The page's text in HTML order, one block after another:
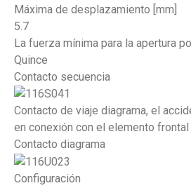
Máxima de desplazamiento [mm]
5.7
La fuerza mínima para la apertura
Quince
Contacto secuencia
Contacto de viaje diagrama, el
en conexión con el elemento frontal
Contacto diagrama
Configuración